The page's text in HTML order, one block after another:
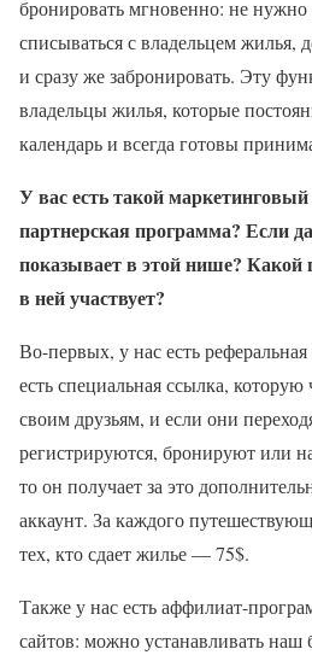
бронировать мгновенно: не нужно
списываться с владельцем жилья,
и сразу же забронировать. Эту
владельцы жилья, которые
календарь и всегда готовы
У вас есть такой
партнерская программа? Если
показывает в этой нише? Какой
в ней участвует?
Во-первых, у нас есть
есть специальная ссылка,
своим друзьям, и если они
регистрируются, бронируют или
то он получает за это
аккаунт. За каждого
тех, кто сдает жилье — 75$.
Также у нас есть аффилиат-
сайтов: можно устанавливать наш